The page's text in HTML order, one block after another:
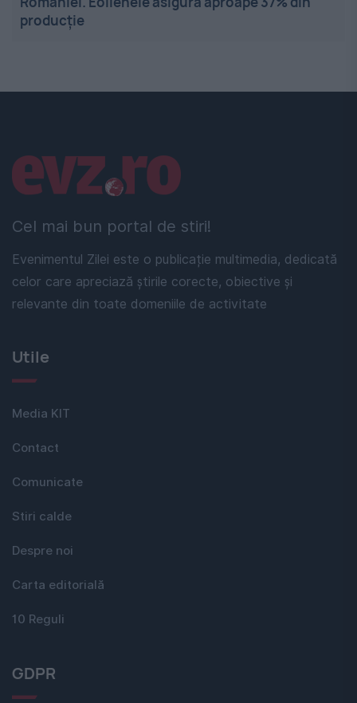
producție
Cel mai bun portal de stiri!
Evenimentul Zilei este o publicație multimedia, dedicată
celor care apreciază știrile corecte, obiective și
relevante din toate domeniile de activitate
Linkuri utile
Utile
Media KIT
Contact
Comunicate
Stiri calde
Despre noi
Carta editorială
10 Reguli
GDPR